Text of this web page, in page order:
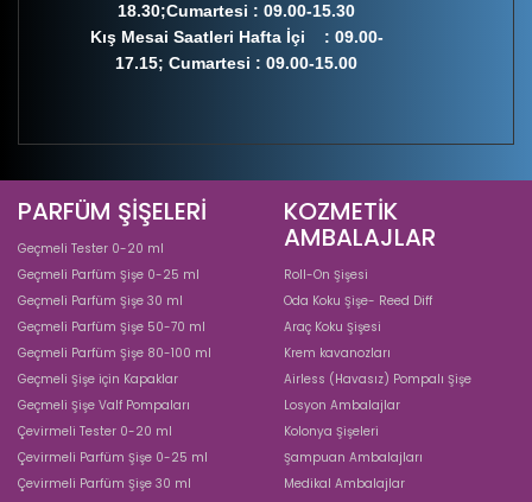
18.30;Cumartesi : 09.00-15.30
Kış Mesai Saatleri Hafta İçi : 09.00-
17.15; Cumartesi : 09.00-15.00
PARFÜM ŞİŞELERİ
Geçmeli Tester 0-20 ml
Geçmeli Parfüm Şişe 0-25 ml
Geçmeli Parfüm Şişe 30 ml
Geçmeli Parfüm Şişe 50-70 ml
Geçmeli Parfüm Şişe 80-100 ml
Geçmeli Şişe için Kapaklar
Geçmeli Şişe Valf Pompaları
Çevirmeli Tester 0-20 ml
Çevirmeli Parfüm Şişe 0-25 ml
Çevirmeli Parfüm Şişe 30 ml
KOZMETİK
AMBALAJLAR
Roll-On Şişesi
Oda Koku Şişe- Reed Diff
Araç Koku Şişesi
Krem kavanozları
Airless (Havasız) Pompalı Şişe
Losyon Ambalajlar
Kolonya Şişeleri
Şampuan Ambalajları
Medikal Ambalajlar